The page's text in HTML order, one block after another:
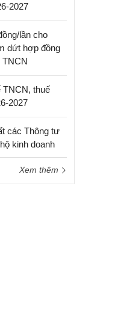
2027
lần cho
dứt hợp đồng
TNCN
TNCN, thuế
2027
các Thông tư
kinh doanh
Xem thêm